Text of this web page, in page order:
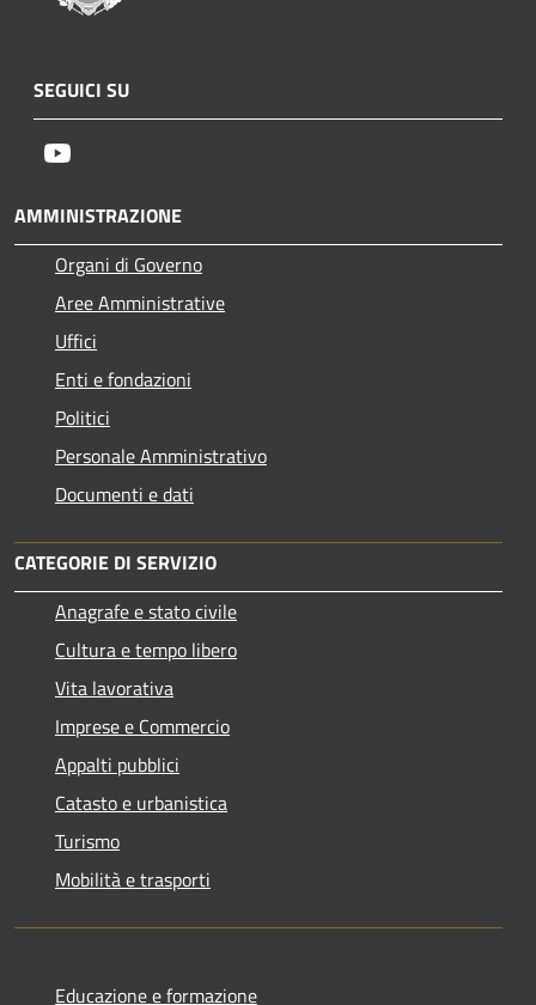
SEGUICI SU
AMMINISTRAZIONE
Organi di Governo
Aree Amministrative
Uffici
Enti e fondazioni
Politici
Personale Amministrativo
Documenti e dati
CATEGORIE DI SERVIZIO
Anagrafe e stato civile
Cultura e tempo libero
Vita lavorativa
Imprese e Commercio
Appalti pubblici
Catasto e urbanistica
Turismo
Mobilità e trasporti
Educazione e formazione